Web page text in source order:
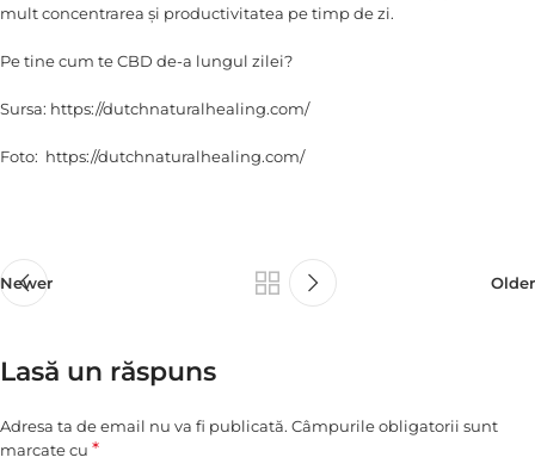
mult concentrarea și productivitatea pe timp de zi.
Pe tine cum te CBD de-a lungul zilei?
Sursa: https://dutchnaturalhealing.com/
Foto: https://dutchnaturalhealing.com/
Newer Older
Lasă un răspuns
Adresa ta de email nu va fi publicată. Câmpurile obligatorii sunt
marcate cu *